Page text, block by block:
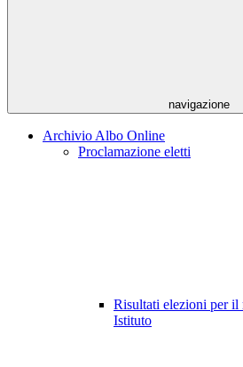
navigazione
Archivio Albo Online
Proclamazione eletti
Risultati elezioni per
Istituto